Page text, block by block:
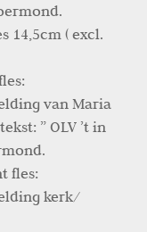
14,5cm ( excl.
van Maria
” OLV ’t in
fles:
kerk/